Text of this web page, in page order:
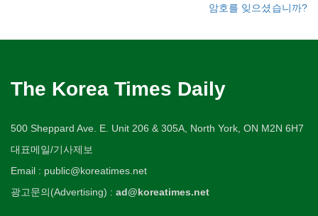
암호를 잊으셨습니까?
The Korea Times Daily
500 Sheppard Ave. E. Unit 206 & 305A, North York, ON M2N 6H7
대표메일/기사제보
Email : public@koreatimes.net
광고문의(Advertising) : ad@koreatimes.net